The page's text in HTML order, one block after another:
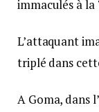
immaculés à la
L’attaquant
triplé dans
A Goma, dans